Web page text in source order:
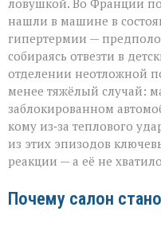
нашли в машине в
гипертермии —
собираясь отвезти в
отделении неотложной
менее тяжёлый случай:
заблокированном
кому из‑за теплового
из этих эпизодов
реакции — а её не
Почему салон